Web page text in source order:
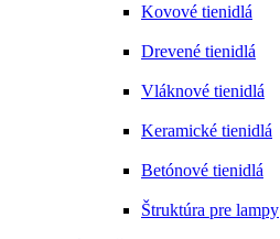
Kovové tienidlá
Drevené tienidlá
Vláknové tienidlá
Keramické tienidlá
Betónové tienidlá
Štruktúra pre lampy